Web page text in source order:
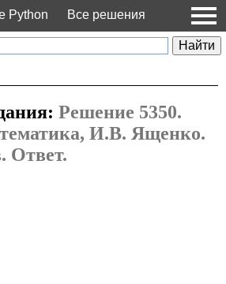
Python Все решения
Решение 5350.
И.В. Ященко.
Ответ.